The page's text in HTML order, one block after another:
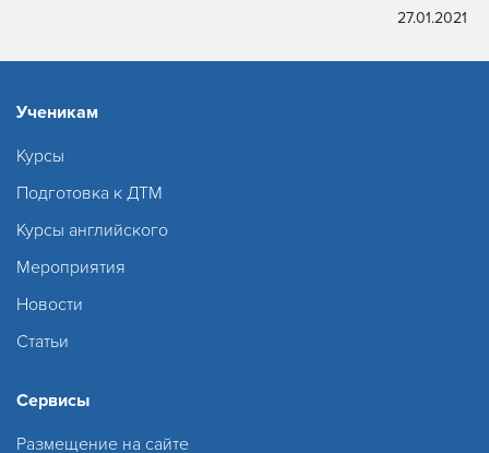
27.01.2021
Ученикам
Курсы
Подготовка к ДТМ
Курсы английского
Мероприятия
Новости
Статьи
Сервисы
Размещение на сайте